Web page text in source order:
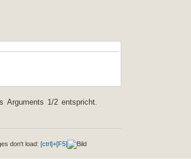
Arguments 1/2 entspricht.
don't load: [ctrl]+[F5]